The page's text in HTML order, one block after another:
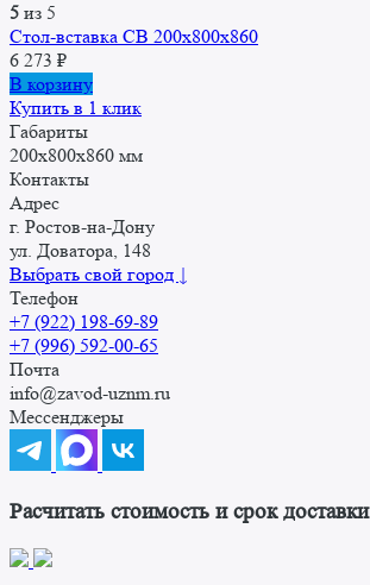
5 из 5
Стол-вставка СВ 200x800x860
6 273 ₽
В корзину
Купить в 1 клик
Габариты
200x800x860 мм
Контакты
Адрес
г. Ростов-на-Дону
ул. Доватора, 148
Выбрать свой город ↓
Телефон
+7 (922) 198-69-89
+7 (996) 592-00-65
Почта
info@zavod-uznm.ru
Мессенджеры
Расчитать стоимость и срок доставки